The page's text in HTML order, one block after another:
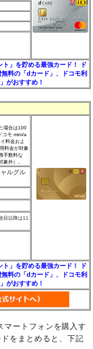
ト」を貯める最強カード！ ド
料の「dカード」、ドコモ利
がおすすめ！
場合は100
コモ mini/a
料金およ
料金が対象
手数料な
象外）。
ルグル
目以降は11
ト」を貯める最強カード！ ド
料の「dカード」、ドコモ利
がおすすめ！
ートフォンを購入す
をまとめると、下記